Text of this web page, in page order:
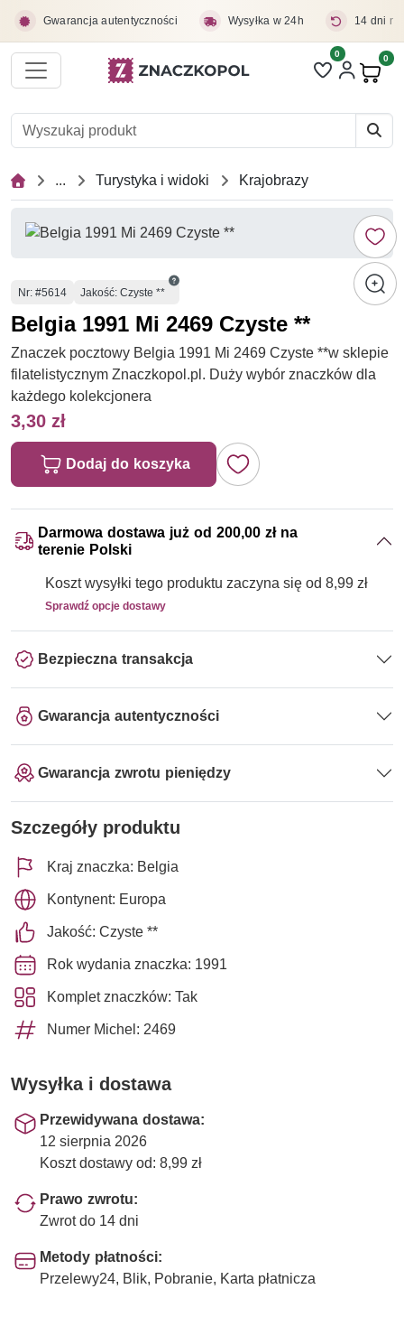
Gwarancja autentyczności Wysyłka w 24h 14 dni
Liczba pozycji
0 0
... Turystyka i widoki Krajobrazy
Numer
Nr: #5614 Jakość: Czyste **
Belgia 1991 Mi 2469 Czyste **
Znaczek pocztowy Belgia 1991 Mi 2469 Czyste **w sklepie
filatelistycznym Znaczkopol.pl. Duży wybór znaczków dla
każdego kolekcjonera
3,30 zł
Dodaj do koszyka
Darmowa dostawa już od 200,00 zł na
terenie Polski
Koszt wysyłki tego produktu zaczyna się od 8,99 zł
Sprawdź opcje dostawy
Bezpieczna transakcja
Gwarancja autentyczności
Gwarancja zwrotu pieniędzy
Szczegóły produktu
Kraj znaczka: Belgia
Kontynent: Europa
Jakość: Czyste **
Rok wydania znaczka: 1991
Komplet znaczków: Tak
Numer Michel: 2469
Wysyłka i dostawa
Przewidywana dostawa:
12 sierpnia 2026
Koszt dostawy od: 8,99 zł
Prawo zwrotu:
Zwrot do 14 dni
Metody płatności:
Przelewy24, Blik, Pobranie, Karta płatnicza